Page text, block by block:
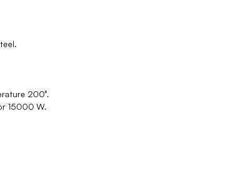
200°.
15000 W.